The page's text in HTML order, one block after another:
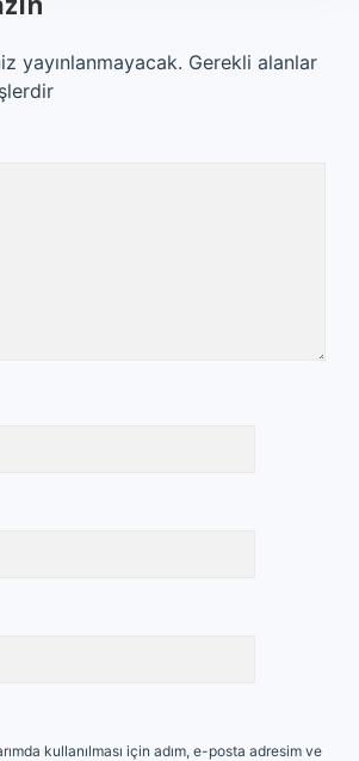
yayınlanmayacak. Gerekli alanlar
kullanılması için adım, e-posta adresim ve